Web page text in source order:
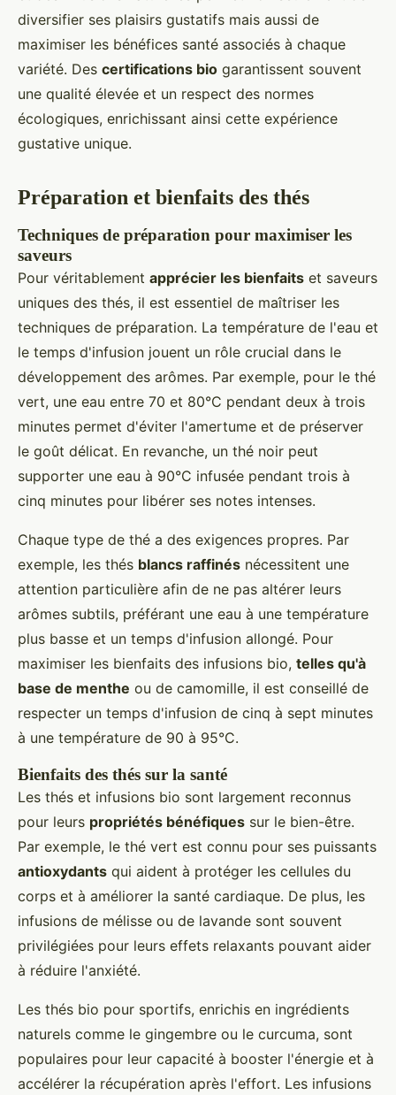
diversifier ses plaisirs gustatifs mais aussi de
maximiser les bénéfices santé associés à chaque
variété. Des certifications bio garantissent souvent
une qualité élevée et un respect des normes
écologiques, enrichissant ainsi cette expérience
gustative unique.
Préparation et bienfaits des thés
Techniques de préparation pour maximiser les
saveurs
Pour véritablement apprécier les bienfaits et saveurs
uniques des thés, il est essentiel de maîtriser les
techniques de préparation. La température de l'eau et
le temps d'infusion jouent un rôle crucial dans le
développement des arômes. Par exemple, pour le thé
vert, une eau entre 70 et 80°C pendant deux à trois
minutes permet d'éviter l'amertume et de préserver
le goût délicat. En revanche, un thé noir peut
supporter une eau à 90°C infusée pendant trois à
cinq minutes pour libérer ses notes intenses.
Chaque type de thé a des exigences propres. Par
exemple, les thés blancs raffinés nécessitent une
attention particulière afin de ne pas altérer leurs
arômes subtils, préférant une eau à une température
plus basse et un temps d'infusion allongé. Pour
maximiser les bienfaits des infusions bio, telles qu'à
base de menthe ou de camomille, il est conseillé de
respecter un temps d'infusion de cinq à sept minutes
à une température de 90 à 95°C.
Bienfaits des thés sur la santé
Les thés et infusions bio sont largement reconnus
pour leurs propriétés bénéfiques sur le bien-être.
Par exemple, le thé vert est connu pour ses puissants
antioxydants qui aident à protéger les cellules du
corps et à améliorer la santé cardiaque. De plus, les
infusions de mélisse ou de lavande sont souvent
privilégiées pour leurs effets relaxants pouvant aider
à réduire l'anxiété.
Les thés bio pour sportifs, enrichis en ingrédients
naturels comme le gingembre ou le curcuma, sont
populaires pour leur capacité à booster l'énergie et à
accélérer la récupération après l'effort. Les infusions